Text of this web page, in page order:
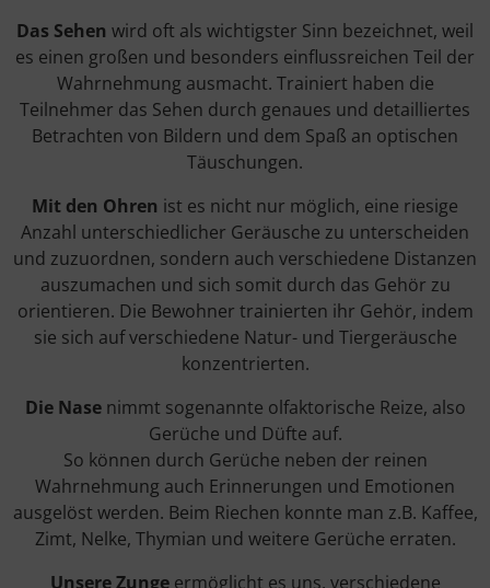
Das Sehen wird oft als wichtigster Sinn bezeichnet, weil
es einen großen und besonders einflussreichen Teil der
Wahrnehmung ausmacht. Trainiert haben die
Teilnehmer das Sehen durch genaues und detailliertes
Betrachten von Bildern und dem Spaß an optischen
Täuschungen.
Mit den Ohren ist es nicht nur möglich, eine riesige
Anzahl unterschiedlicher Geräusche zu unterscheiden
und zuzuordnen, sondern auch verschiedene Distanzen
auszumachen und sich somit durch das Gehör zu
orientieren. Die Bewohner trainierten ihr Gehör, indem
sie sich auf verschiedene Natur- und Tiergeräusche
konzentrierten.
Die Nasenimmt sogenannte olfaktorische Reize, also
Gerüche und Düfte auf.
So können durch Gerüche neben der reinen
Wahrnehmung auch Erinnerungen und Emotionen
ausgelöst werden. Beim Riechen konnte man z.B. Kaffee,
Zimt, Nelke, Thymian und weitere Gerüche erraten.
Unsere Zungeermöglicht es uns, verschiedene